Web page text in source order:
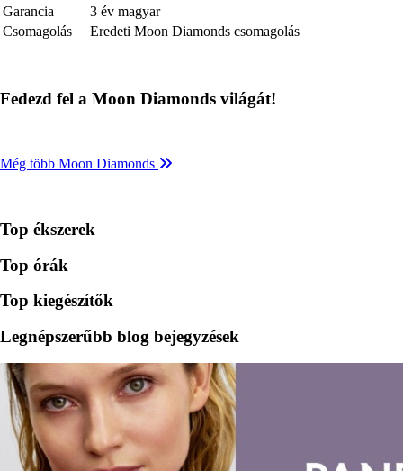
Garancia
3 év magyar
Csomagolás
Eredeti Moon Diamonds csomagolás
Fedezd fel a Moon Diamonds világát!
Még több Moon Diamonds
Top ékszerek
Top órák
Top kiegészítők
Legnépszerűbb blog bejegyzések